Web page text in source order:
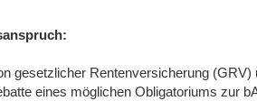
gesetzlicher Rentenversicherung (GRV)
eines möglichen Obligatoriums zur